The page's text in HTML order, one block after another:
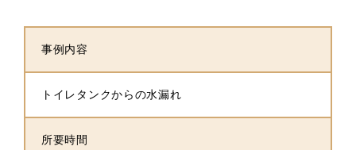
事例内容
トイレタンクからの水漏れ
所要時間